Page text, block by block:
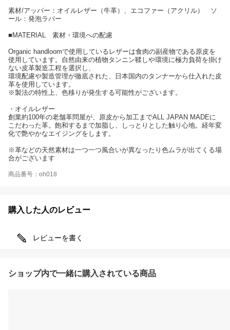
素材/アッパー：オイルレザー（牛革）、エコファー（アクリル） ソ
ール：発泡ラバー
■MATERIAL 素材・環境への配慮
Organic handloomで使用しているレザーは食肉の副産物である原皮を
使用しています。自然由来の植物タンニン鞣しや環境に極力負荷を掛け
ない皮革製造工程を選択し、
環境配慮や製造管理が徹底された、日本国内のタンナーから仕入れた皮
革を使用しています。
※製法の特性上、色移りが発生する可能性がございます。
・オイルレザー
創業約100年の老舗革問屋が、原皮から加工までALL JAPAN MADEに
こだわった革。飽和するまで加脂し、しっとりとした触り心地。経年変
化で艶やかなエイジングをします。
※革などの天然素材は一つ一つ風合いが異なったり色ムラが出てくる場
合がございます
商品番号：oh018
購入した人のレビュー
レビューを書く
ショップ内で一緒に購入されている商品